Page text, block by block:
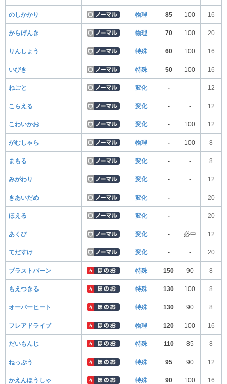
のしかかり 物理 85 100 16
からげんき 物理 70 100 20
りんしょう 特殊 60 100 16
いびき 特殊 50 100 16
ねごと 変化 - - 12
こらえる 変化 - - 12
こわいかお 変化 - 100 12
がむしゃら 物理 - 100 8
まもる 変化 - - 8
みがわり 変化 - - 12
きあいだめ 変化 - - 20
ほえる 変化 - - 20
あくび 変化 - 必中 12
てだすけ 変化 - - 20
ブラストバーン 特殊 150 90 8
もえつきる 特殊 130 100 8
オーバーヒート 特殊 130 90 8
フレアドライブ 物理 120 100 16
だいもんじ 特殊 110 85 8
ねっぷう 特殊 95 90 12
かえんほうしゃ 特殊 90 100 16